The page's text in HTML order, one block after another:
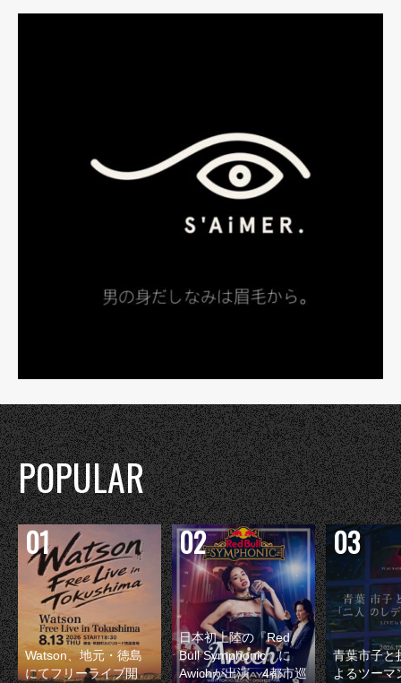
POPULAR
Watson、地元・徳島
にてフリーライブ開
日本初上陸の『Red
Bull Symphonic』に
Awichが出演 4都市巡
青葉市子と
よるツーマ